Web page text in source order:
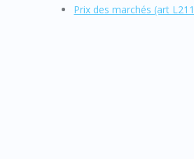
Prix des marchés (art